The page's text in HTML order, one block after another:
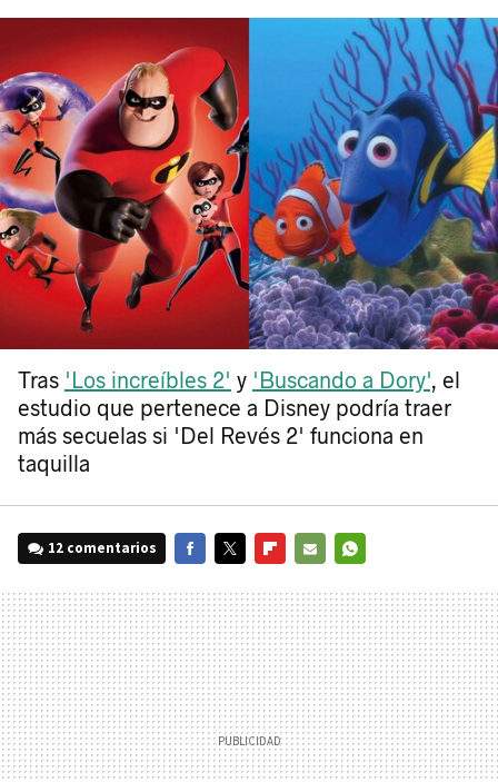
Tras 'Los increíbles 2' y 'Buscando a Dory', el
estudio que pertenece a Disney podría traer
más secuelas si 'Del Revés 2' funciona en
taquilla
12 comentarios
MAIL